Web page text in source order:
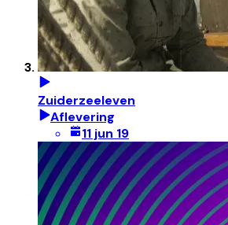
Zuiderzeeleven
Aflevering
11 jun 19